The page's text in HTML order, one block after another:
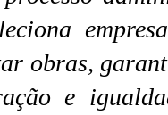
obras,
e